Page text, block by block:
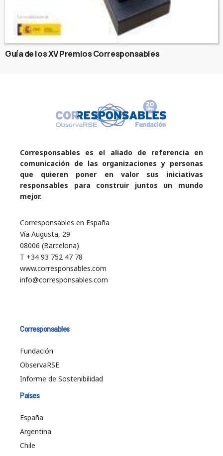
Guía de los XV Premios Corresponsables
Corresponsables es el aliado de referencia en
comunicación de las organizaciones y personas
que quieren poner en valor sus iniciativas
responsables para construir juntos un mundo
mejor.
Corresponsables en España
Vía Augusta, 29
08006 (Barcelona)
T +34 93 752 47 78
www.corresponsables.com
info@corresponsables.com
Corresponsables
Fundación
ObservaRSE
Informe de Sostenibilidad
Países
España
Argentina
Chile